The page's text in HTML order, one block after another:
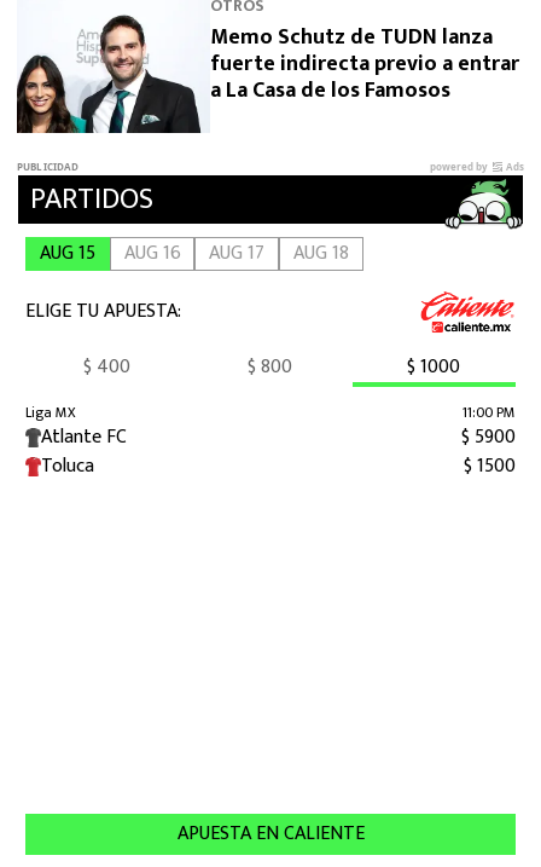
Memo Schutz de TUDN lanza
fuerte indirecta previo a entrar
a La Casa de los Famosos